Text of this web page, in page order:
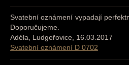
Svatební oznámení vypadají
Doporučujeme.
Adéla, Ludgeřovice, 16.03.2017
Svatební oznámení D 0702